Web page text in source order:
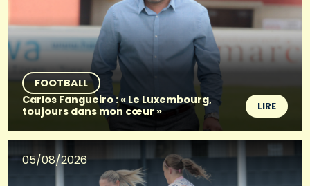
FOOTBALL
Carlos Fangueiro : « Le Luxembourg,
toujours dans mon cœur »
LIRE
05/08/2026